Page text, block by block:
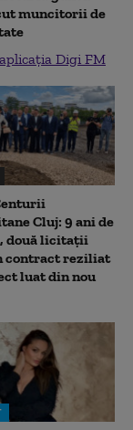
muncitorii de
Digi FM
Cluj: 9 ani de
două licitații
contract reziliat
luat din nou